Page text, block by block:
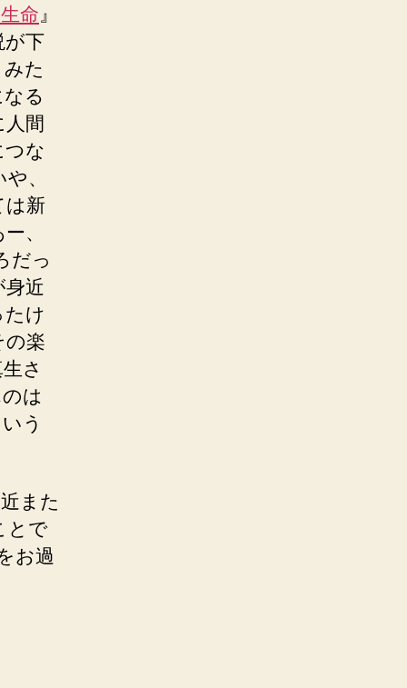
命 』
が下
た
る
間
な
、
は新
、
だっ
身近
たけ
の楽
さ
は
う
また
とで
お過